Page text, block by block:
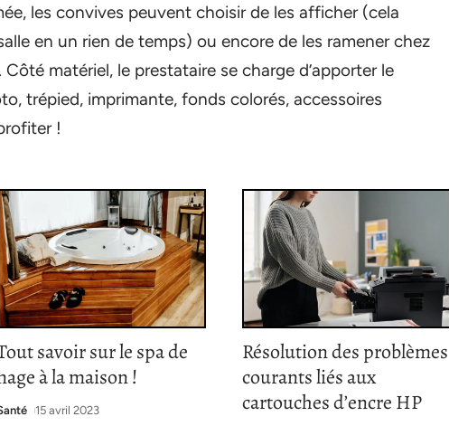
les convives peuvent choisir de les afficher (cela
en un rien de temps) ou encore de les ramener chez
matériel, le prestataire se charge d’apporter le
trépied, imprimante, fonds colorés, accessoires
!
savoir sur le spa de
à la maison !
15 avril 2023
Résolution des problèmes
courants liés aux
cartouches d’encre HP